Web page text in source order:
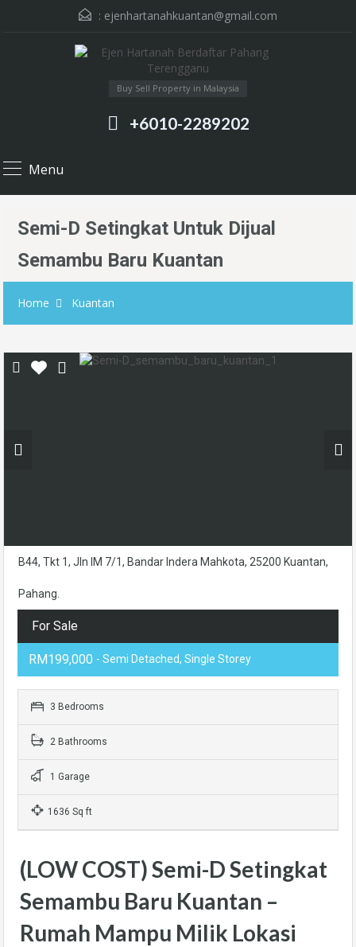
: ejenhartanahkuantan@gmail.com
Buy Sell Property in Malaysia
+6010-2289202
Menu
Semi-D Setingkat Untuk Dijual
Semambu Baru Kuantan
Home Kuantan
B44, Tkt 1, Jln IM 7/1, Bandar Indera Mahkota, 25200 Kuantan,
Pahang.
For Sale
RM199,000 - Semi Detached, Single Storey
3 Bedrooms
2 Bathrooms
1 Garage
1636 Sq ft
(LOW COST) Semi-D Setingkat
Semambu Baru Kuantan –
Rumah Mampu Milik Lokasi